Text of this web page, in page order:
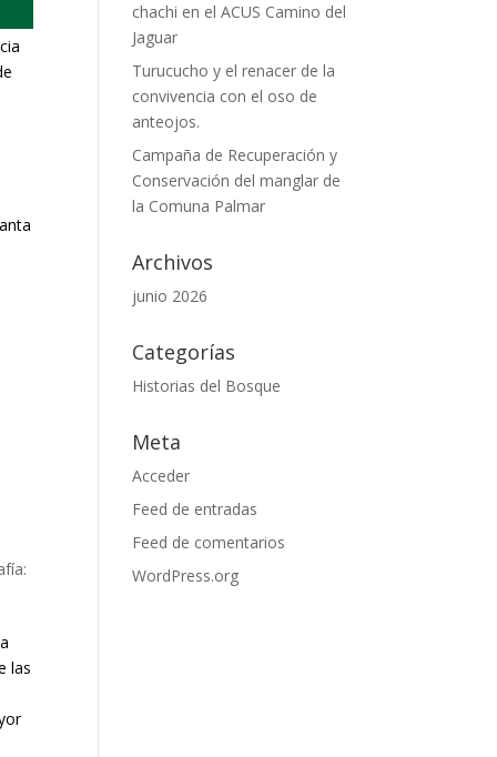
las
chachi en el ACUS Camino del
Jaguar
Turucucho y el renacer de la
convivencia con el oso de
anteojos.
Campaña de Recuperación y
Conservación del manglar de
la Comuna Palmar
Archivos
junio 2026
Categorías
Historias del Bosque
Meta
Acceder
Feed de entradas
Feed de comentarios
WordPress.org